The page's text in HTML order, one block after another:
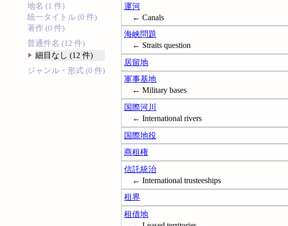
地名 (1 件)
統一タイトル (0 件)
著作 (0 件)
普通件名 (12 件)
細目なし (12 件)
ジャンル・形式 (0 件)
運河
← Canals
海峡問題
← Straits question
居留地
軍事基地
← Military bases
国際河川
← International rivers
国際地役
商租権
信託統治
← International trusteeships
租界
租借地